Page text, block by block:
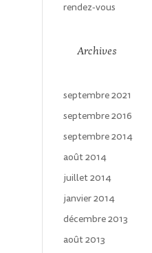
rendez-vous
Archives
septembre 2021
septembre 2016
septembre 2014
août 2014
juillet 2014
janvier 2014
décembre 2013
août 2013